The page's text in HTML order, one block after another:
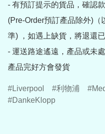
- 有預訂提示的貨品，確認
(Pre-Order預訂產品除外)
準) ，如遇上缺貨，將退還
- 運送路途遙遠，產品或未
產品完好方會發貨
Liverpool 利物浦
DankeKlopp